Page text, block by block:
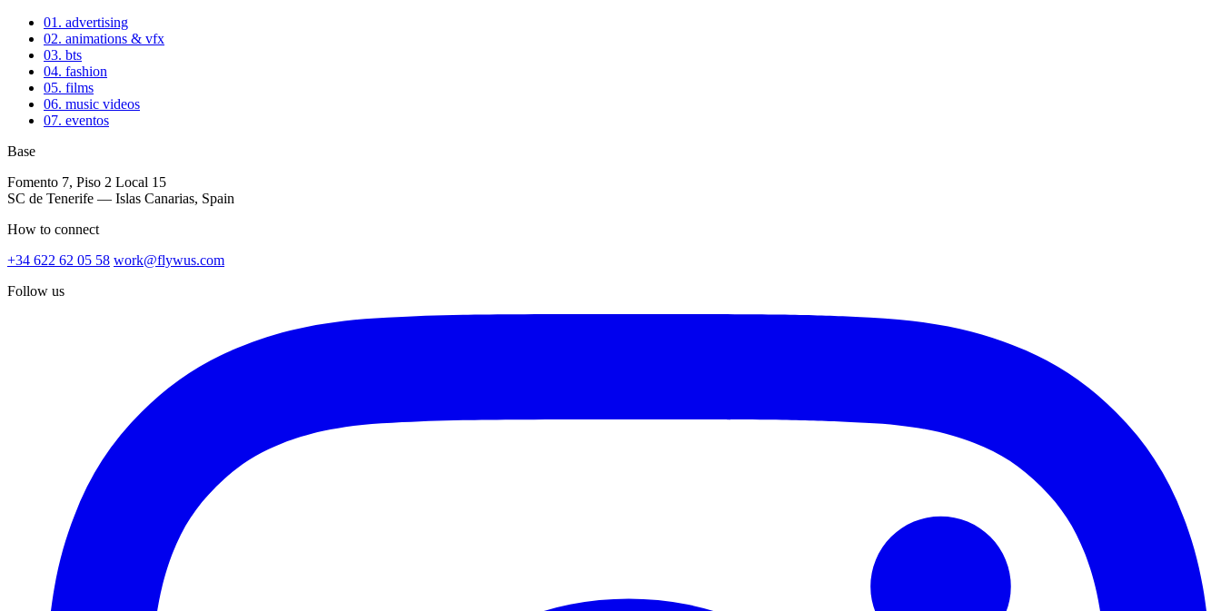
01. advertising
02. animations & vfx
03. bts
04. fashion
05. films
06. music videos
07. eventos
Base
Fomento 7, Piso 2 Local 15
SC de Tenerife — Islas Canarias, Spain
How to connect
+34 622 62 05 58 work@flywus.com
Follow us